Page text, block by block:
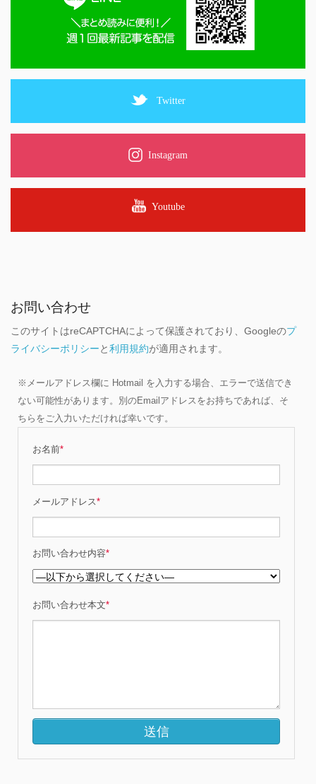
Twitter
Instagram
Youtube
お問い合わせ
このサイトはreCAPTCHAによって保護されており、Googleのプ
ライバシーポリシーと利用規約が適用されます。
※メールアドレス欄に Hotmail を入力する場合、エラーで送信でき
ない可能性があります。別のEmailアドレスをお持ちであれば、そ
ちらをご入力いただければ幸いです。
お名前*
メールアドレス*
お問い合わせ内容*
お問い合わせ本文*